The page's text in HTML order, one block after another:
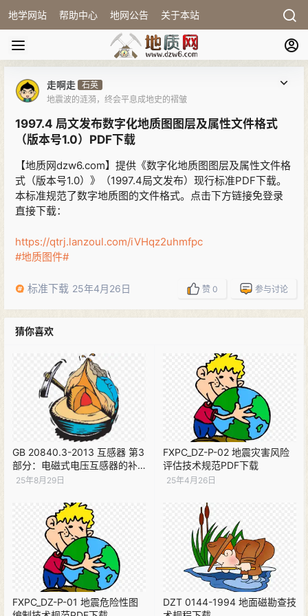
地学网站 帮助中心 地网公告 关于本站
走啊走 石英
地震波的涟漪，终会平息成地史的褶皱
1997.4 局文发布数字化地质图图层及属性文件格式
（版本号1.0）PDF下载
【地质网dzw6.com】提供《数字化地质图图层及属性文件格
式（版本号1.0）》（1997.4局文发布）现行标准PDF下载。
本标准规范了数字地质图的文件格式。点击下方链接免登录
直接下载：
https://qtrj.lanzoul.com/iVHqz2uhmfpc
#地质图件#
标准下载 25年4月26日 赞 0 参与讨论
猜你喜欢
GB 20840.3-2013 互感器 第3
部分：电磁式电压互感器的补
充技术要求 PDF下载
25年8月29日
FXPC_DZ-P-02 地震灾害风险
评估技术规范PDF下载
25年4月26日
FXPC_DZ-P-01 地震危险性图
DZT 0144-1994 地面磁勘查技